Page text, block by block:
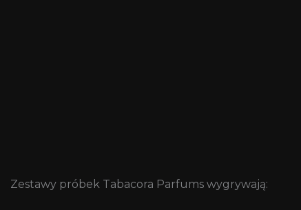
Zestawy próbek Tabacora Parfums wygrywają: